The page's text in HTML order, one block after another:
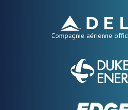
Compagnie aérienne